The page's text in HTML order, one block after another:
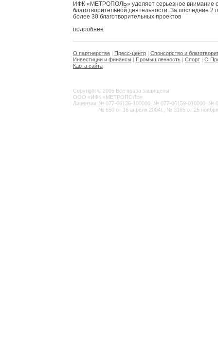
ИФК «МЕТРОПОЛЬ» уделяет серьезное внимание
благотворительной деятельности. За последние 2
более 30 благотворительных проектов
подробнее
О партнерстве | Пресс-центр | Спонсорство и
Инвестиции и финансы | Промышленность | Спорт | О
Карта сайта
Copyright © 2005 Все права защищены
ООО «ИФК «МЕТРОПОЛЬ»
Лицензии: № 077-06136-100000, № 077-06159-010000, №
№ 650 от 16 апреля 2004г., № 3185 от 25